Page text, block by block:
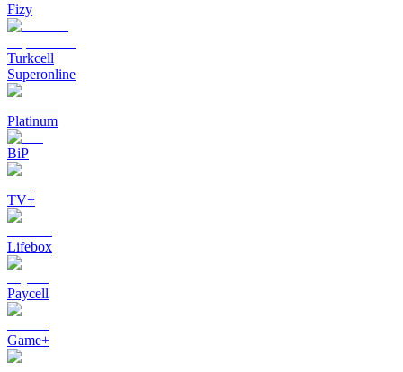
Fizy
Turkcell
Superonline
Platinum
BiP
TV+
Lifebox
Paycell
Game+